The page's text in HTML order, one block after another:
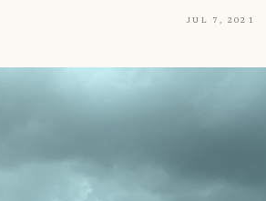
Jul 7, 2021